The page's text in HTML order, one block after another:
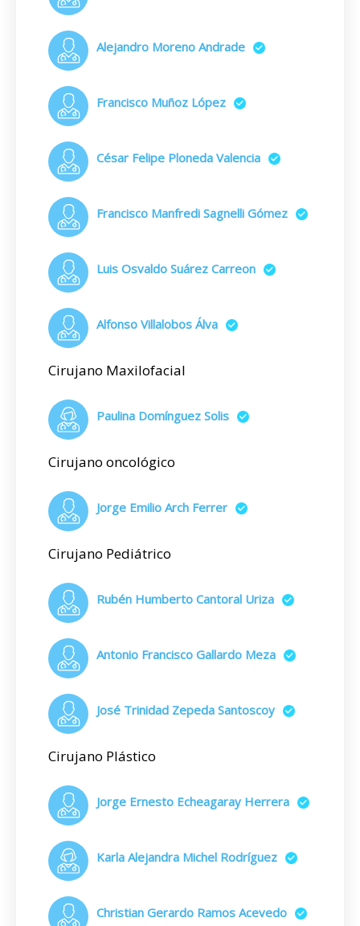
Alejandro Moreno Andrade
Francisco Muñoz López
César Felipe Ploneda Valencia
Francisco Manfredi Sagnelli Gómez
Luis Osvaldo Suárez Carreon
Alfonso Villalobos Álva
Cirujano Maxilofacial
Paulina Domínguez Solis
Cirujano oncológico
Jorge Emilio Arch Ferrer
Cirujano Pediátrico
Rubén Humberto Cantoral Uriza
Antonio Francisco Gallardo Meza
José Trinidad Zepeda Santoscoy
Cirujano Plástico
Jorge Ernesto Echeagaray Herrera
Karla Alejandra Michel Rodríguez
Christian Gerardo Ramos Acevedo